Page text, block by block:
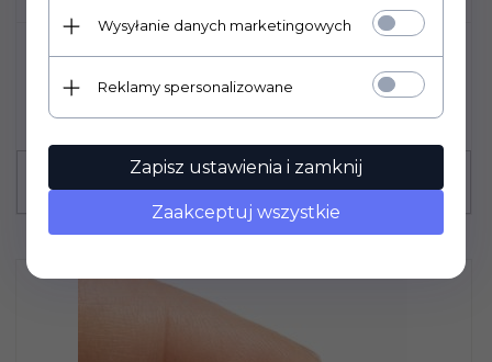
KOLCZYKI SZTYFT DUŻY KAMIEŃ
ZŁOTO 585
2119,
Wysyłanie danych marketingowych
Reklamy spersonalizowane
Zapisz ustawienia i zamknij
Zaakceptuj wszystkie